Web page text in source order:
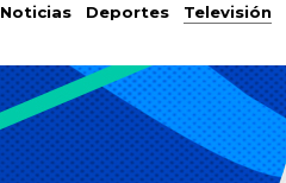
Noticias Deportes Televisión